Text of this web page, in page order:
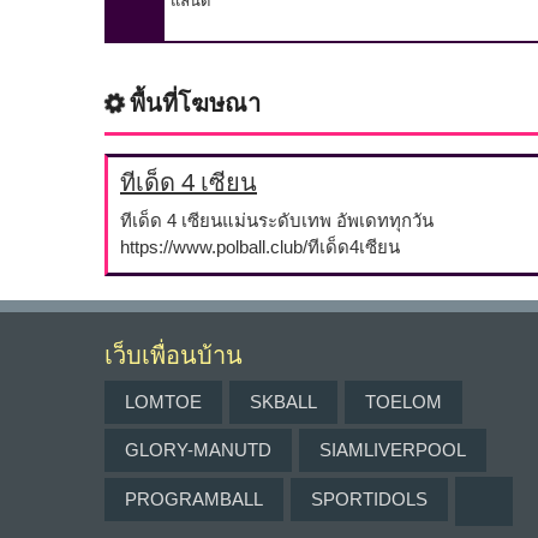
พื้นที่โฆษณา
ทีเด็ด 4 เซียน
ทีเด็ด 4 เซียนแม่นระดับเทพ อัพเดททุกวัน
https://www.polball.club/ทีเด็ด4เซียน
เว็บเพื่อนบ้าน
LOMTOE SKBALL TOELOM
GLORY-MANUTD SIAMLIVERPOOL
PROGRAMBALL SPORTIDOLS